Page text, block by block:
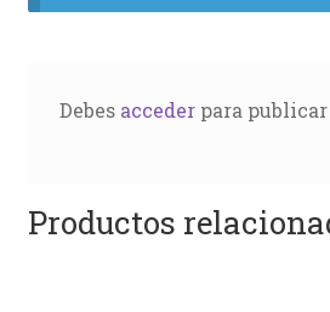
Debes accederpara
Productos